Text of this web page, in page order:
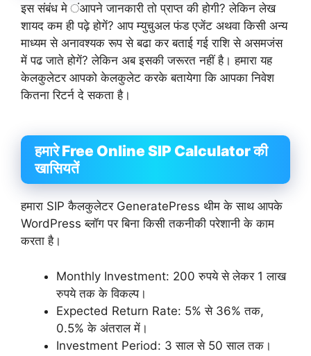
इस संबंध मे ंआपने जानकारी तो प्राप्त की होगी? लेकिन लेख
शायद कम ही पढ़े होगें? आप म्युचुअल फंड एजेंट अथवा किसी अन्य
माध्यम से अनावश्यक रूप से बढा कर बताई गई राशि से असमजंस
में पढ जाते होगें? लेकिन अब इसकी जरूरत नहीं है। हमारा यह
केलकुलेटर आपको केलकुलेट करके बतायेगा कि आपका निवेश
कितना रिटर्न दे सकता है।
हमारे Free Online SIP Calculator की
खासियतें
हमारा SIP कैलकुलेटर GeneratePress थीम के साथ आपके
WordPress ब्लॉग पर बिना किसी तकनीकी परेशानी के काम
करता है।
Monthly Investment: 200 रुपये से लेकर 1 लाख
रुपये तक के विकल्प।
Expected Return Rate: 5% से 36% तक,
0.5% के अंतराल में।
Investment Period: 3 साल से 50 साल तक।